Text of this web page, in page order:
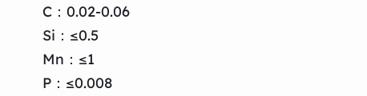
C：0.02-0.06
Si：≤0.5
Mn：≤1
P：≤0.008